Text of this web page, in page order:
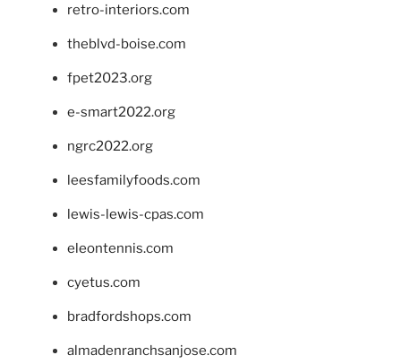
retro-interiors.com
theblvd-boise.com
fpet2023.org
e-smart2022.org
ngrc2022.org
leesfamilyfoods.com
lewis-lewis-cpas.com
eleontennis.com
cyetus.com
bradfordshops.com
almadenranchsanjose.com